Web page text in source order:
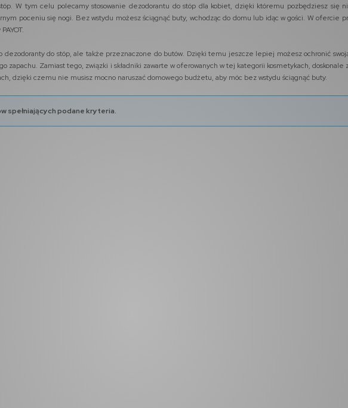
W tym celu polecamy stosowanie dezodorantu do stóp dla kobiet, dzięki któremu pozbędziesz się
poceniu się nogi. Bez wstydu możesz ściągnąć buty, wchodząc do domu lub idąc w gości. W ofercie
do stóp, ale także przeznaczone do butów. Dzięki temu jeszcze lepiej możesz ochronić
Zamiast tego, związki i składniki zawarte w oferowanych w tej kategorii kosmetykach,
dzięki czemu nie musisz mocno naruszać domowego budżetu, aby móc bez wstydu ściągnąć buty.
spełniających podane kryteria.